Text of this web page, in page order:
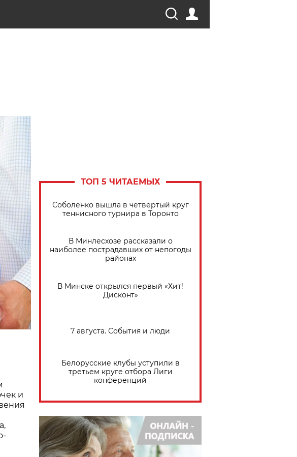
и
ТОП 5 ЧИТАЕМЫХ
Соболенко вышла в четвертый круг
теннисного турнира в Торонто
В Минлесхозе рассказали о
наиболее пострадавших от непогоды
районах
В Минске открылся первый «Хит!
Дисконт»
7 августа. События и люди
Белорусские клубы уступили в
третьем круге отбора Лиги
конференций